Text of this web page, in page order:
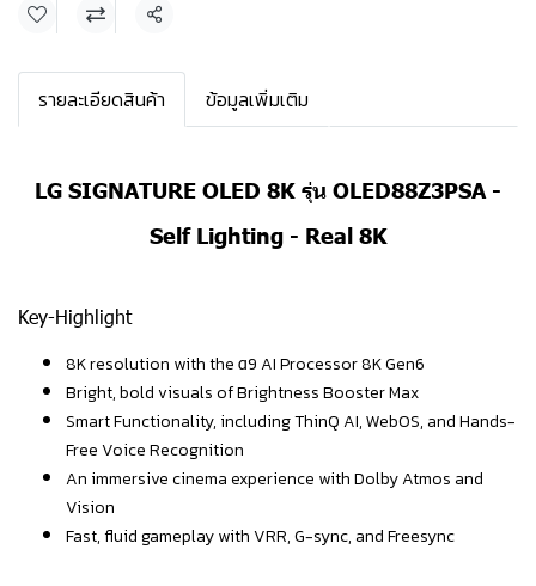
แชร์
รายละเอียดสินค้า ข้อมูลเพิ่มเติม
LG SIGNATURE OLED 8K รุ่น OLED88Z3PSA -
Self Lighting - Real 8K
Key-Highlight
8K resolution with the α9 AI Processor 8K Gen6
Bright, bold visuals of Brightness Booster Max
Smart Functionality, including ThinQ AI, WebOS, and Hands-
Free Voice Recognition
An immersive cinema experience with Dolby Atmos and
Vision
Fast, fluid gameplay with VRR, G-sync, and Freesync